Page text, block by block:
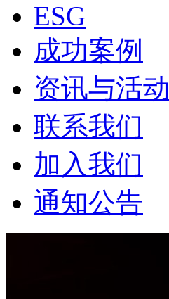
ESG
成功案例
资讯与活动
联系我们
加入我们
通知公告